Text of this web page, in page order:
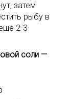
затем
рыбу в
2-3
соли —